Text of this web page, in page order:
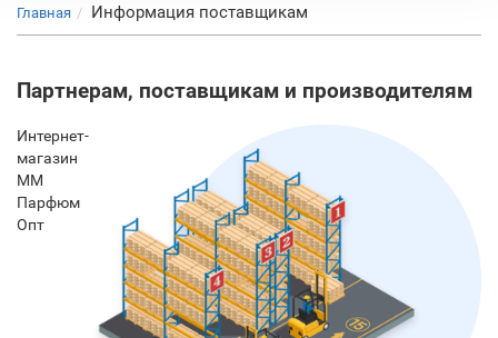
Главная Информация поставщикам
Партнерам, поставщикам и производителям
Интернет-
магазин
ММ
Парфюм
Опт